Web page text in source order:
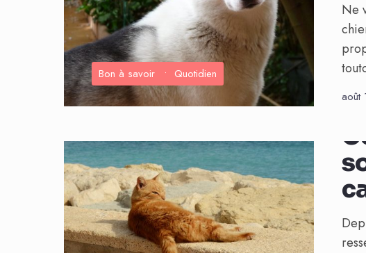
Bon à savoir • Quotidien
Ne
août